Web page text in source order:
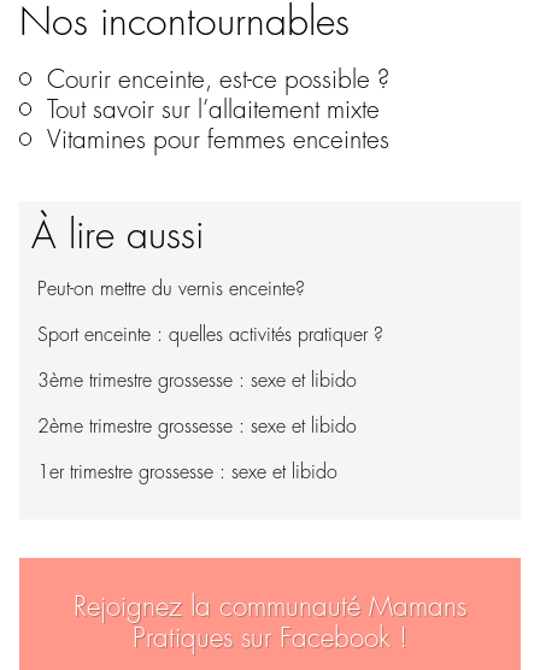
Nos incontournables
Courir enceinte, est-ce possible ?
Tout savoir sur l’allaitement mixte
Vitamines pour femmes enceintes
À lire aussi
Peut-on mettre du vernis enceinte?
Sport enceinte : quelles activités pratiquer ?
3ème trimestre grossesse : sexe et libido
2ème trimestre grossesse : sexe et libido
1er trimestre grossesse : sexe et libido
Rejoignez la communauté Mamans
Pratiques sur Facebook !